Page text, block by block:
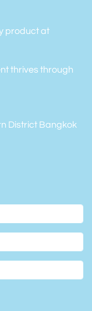
product at
thrives through
District Bangkok